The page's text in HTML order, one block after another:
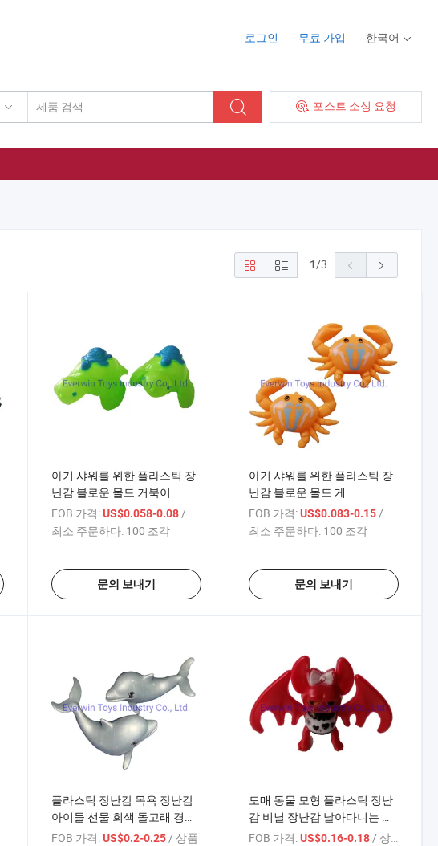
로그인 무료 가입 한국어
포스트 소싱 요청
1/3
아기 샤워를 위한 플라스틱 장
난감 블로운 몰드 거북이
FOB 가격: US$0.058-0.08/ 상품
최소 주문하다: 100 조각
문의 보내기
아기 샤워를 위한 플라스틱 장
난감 블로운 몰드 게
FOB 가격: US$0.083-0.15/ 상품
최소 주문하다: 100 조각
문의 보내기
플라스틱 장난감 목욕 장난감
아이들 선물 회색 돌고래 경치
좋은 장소용
FOB 가격: US$0.2-0.25 / 상품
도매 동물 모형 플라스틱 장난
감 비닐 장난감 날아다니는 박
쥐 할로윈 선물
FOB 가격: US$0.16-0.18 / 상품